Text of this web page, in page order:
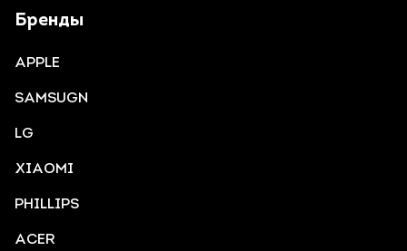
Бренды
APPLE
SAMSUGN
LG
XIAOMI
PHILLIPS
ACER